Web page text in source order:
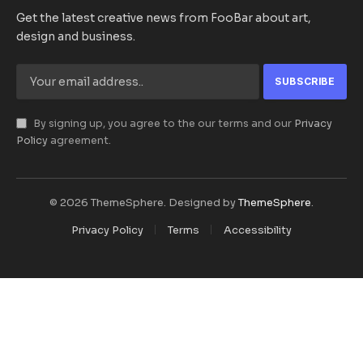
Get the latest creative news from FooBar about art,
design and business.
By signing up, you agree to the our terms and our Privacy
Policy agreement.
© 2026 ThemeSphere. Designed byThemeSphere.
Privacy Policy
Terms Accessibility